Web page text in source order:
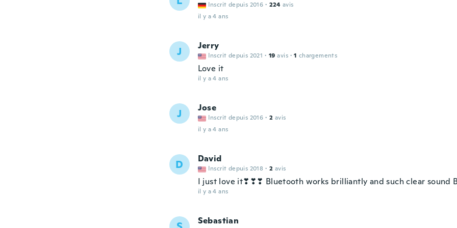
Inscrit depuis 2016 · 224 avis
il y a 4 ans
J Jerry
Inscrit depuis 2021 · 19 avis · 1 chargements
Love it
il y a 4 ans
J Jose
Inscrit depuis 2016 · 2 avis
il y a 4 ans
D David
Inscrit depuis 2018 · 2 avis
I just love it❣❣❣ Bluetooth works brilliantly and such clear sound
il y a 4 ans
Sebastian